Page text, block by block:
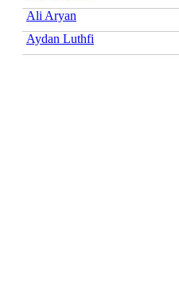
Ali Aryan
Aydan Luthfi